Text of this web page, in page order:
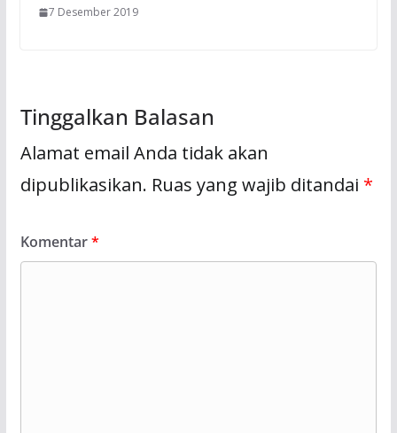
7 Desember 2019
Tinggalkan Balasan
Alamat email Anda tidak akan
dipublikasikan. Ruas yang wajib ditandai *
Komentar*